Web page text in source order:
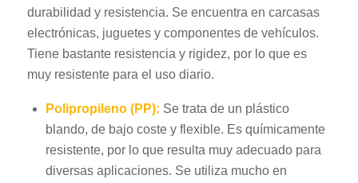
durabilidad y resistencia. Se encuentra en carcasas
electrónicas, juguetes y componentes de vehículos.
Tiene bastante resistencia y rigidez, por lo que es
muy resistente para el uso diario.
Polipropileno (PP): Se trata de un plástico
blando, de bajo coste y flexible. Es químicamente
resistente, por lo que resulta muy adecuado para
diversas aplicaciones. Se utiliza mucho en